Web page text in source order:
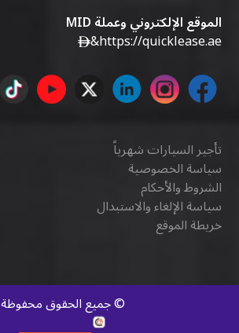
الموقع الإلكتروني وعملة MID
https://quicklease.ae
&
تأجير السيارات شهرياً
سياسة الخصوصية
الشروط والأحكام
سياسة الإلغاء والاستبدال
خريطة الموقع
©جميع الحقوق محفوظة
كويك ديجيتال